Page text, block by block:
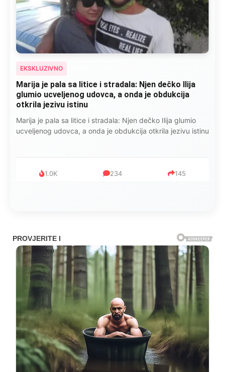
EKSKLUZIVNO
Kad se Marin suprug razbolio ona ga kupala,
pelene mu mijenjala: Jedno jutro je poslao po
čokoladu..
Kad se Marin suprug razbolio ona ga kupala, pelene mu
mijenjala: Jedno jutro je poslao po čokoladu..
999 321 234